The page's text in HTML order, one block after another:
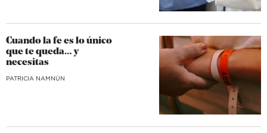
Cuando la fe es lo único
que te queda… y
necesitas
​PATRICIA NAMNÚN